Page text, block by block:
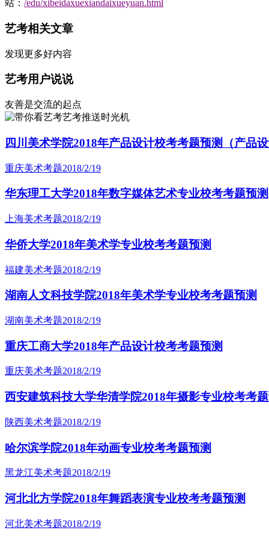
站： /edu/xibeidaxuexiandaixueyuan.html
艺考相关文章
发现更多好内容
艺考用户说说
友善是交流的起点
艺考推送时光机
四川美术学院2018年产品设计校考考题预测（产品
重庆美术考题2018/2/19
华东理工大学2018年数字媒体艺术专业校考考题预测
上海美术考题2018/2/19
华侨大学2018年美术学专业校考考题预测
福建美术考题2018/2/19
湖南人文科技学院2018年美术学专业校考考题预测
湖南美术考题2018/2/19
重庆工商大学2018年产品设计校考考题预测
重庆美术考题2018/2/19
西安建筑科技大学华清学院2018年摄影专业校考考
陕西美术考题2018/2/19
哈尔滨学院2018年动画专业校考考题预测
黑龙江美术考题2018/2/19
河北北方学院2018年舞蹈表演专业校考考题预测
河北美术考题2018/2/19